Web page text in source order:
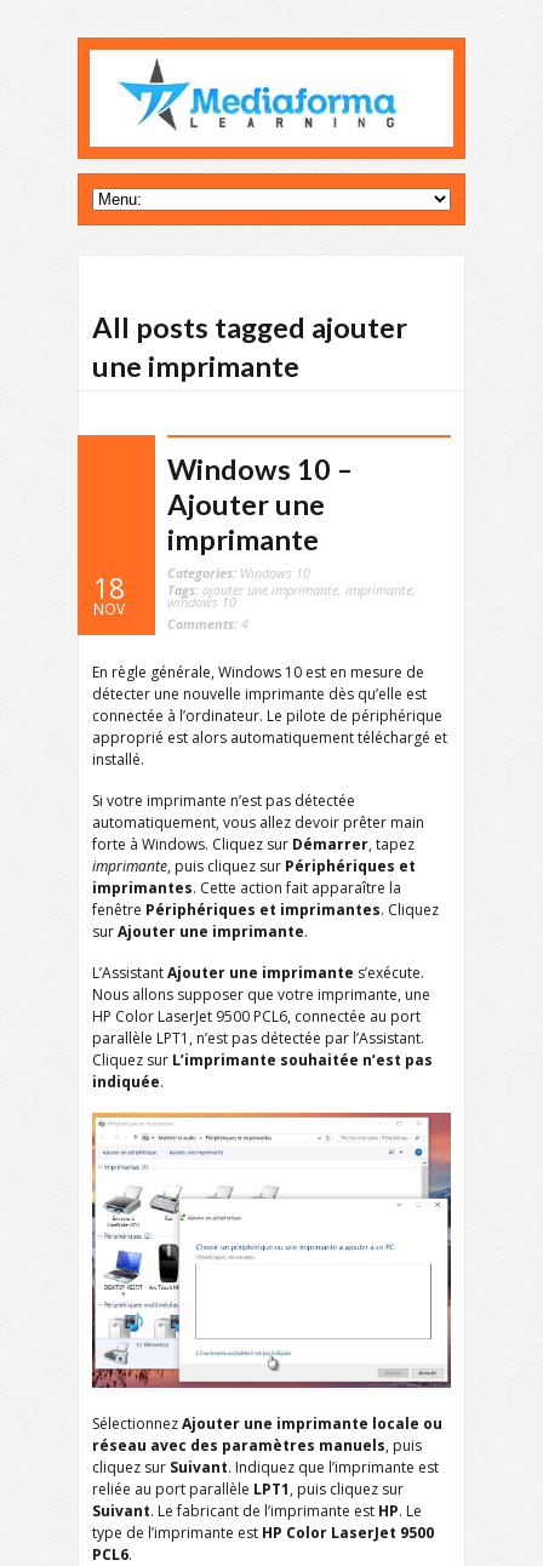
All posts tagged ajouter
une imprimante
18
NOV
Windows 10 –
Ajouter une
imprimante
Categories: Windows 10
Tags: ajouter une imprimante, imprimante,
windows 10
Comments: 4
En règle générale, Windows 10 est en mesure de
détecter une nouvelle imprimante dès qu’elle est
connectée à l’ordinateur. Le pilote de périphérique
approprié est alors automatiquement téléchargé et
installé.
Si votre imprimante n’est pas détectée
automatiquement, vous allez devoir prêter main
forte à Windows. Cliquez sur Démarrer, tapez
imprimante, puis cliquez sur Périphériques et
imprimantes. Cette action fait apparaître la
fenêtre Périphériques et imprimantes. Cliquez
surAjouter une imprimante.
L’AssistantAjouter une imprimante s’exécute.
Nous allons supposer que votre imprimante, une
HP Color LaserJet 9500 PCL6, connectée au port
parallèle LPT1, n’est pas détectée par l’Assistant.
Cliquez sur L’imprimante souhaitée n’est pas
indiquée.
SélectionnezAjouter une imprimante locale ou
réseau avec des paramètres manuels, puis
cliquez sur Suivant. Indiquez que l’imprimante est
reliée au port parallèle LPT1, puis cliquez sur
Suivant. Le fabricant de l’imprimante est HP. Le
type de l’imprimante est HP Color LaserJet 9500
PCL6.